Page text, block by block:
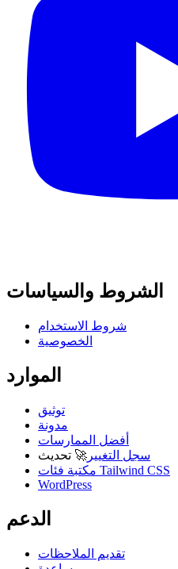
الشروط والسياسات
شروط الاستخدام
الخصوصية
الموارد
توثيق
مدونة
أفضل الممارسات
سجل التغيير 🚀 تحديث
مكتبة فئات Tailwind CSS
WordPress
الدعم
تقديم الملاحظات